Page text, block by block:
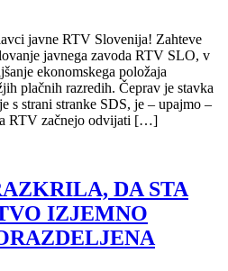
javne RTV Slovenija! Zahteve
javnega zavoda RTV SLO, v
ekonomskega položaja
plačnih razredih. Čeprav je stavka
s strani stranke SDS, je – upajmo –
RTV začnejo odvijati […]
DA STA
IZJEMNO